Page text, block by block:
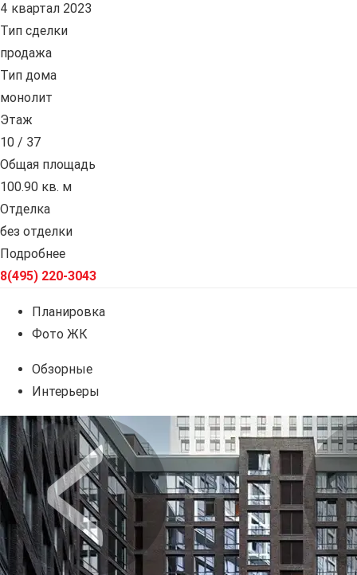
4 квартал 2023
Тип сделки
продажа
Тип дома
монолит
Этаж
10 / 37
Общая площадь
100.90 кв. м
Отделка
без отделки
Подробнее
8(495) 220-3043
Планировка
Фото ЖК
Обзорные
Интерьеры